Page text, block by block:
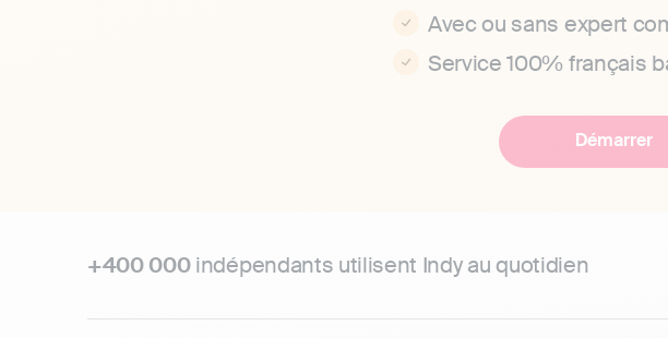
Avec ou sans expert
Service 100% français
Démarrer
+400 000indépendants utilisent Indy au quotidien